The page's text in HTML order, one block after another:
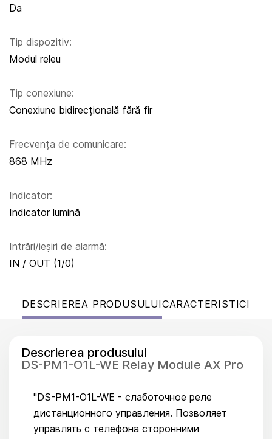
Da
Tip dispozitiv:
Modul releu
Tip conexiune:
Conexiune bidirecțională fără fir
Frecvența de comunicare:
868 MHz
Indicator:
Indicator lumină
Intrări/ieșiri de alarmă:
IN / OUT (1/0)
DESCRIEREA PRODUSULUICARACTERISTICI
Descrierea produsului
DS-PM1-O1L-WE Relay Module AX Pro
"DS-PM1-O1L-WE - cлаботочное реле
дистанционного управления. Позволяет
управлять с телефона сторонними